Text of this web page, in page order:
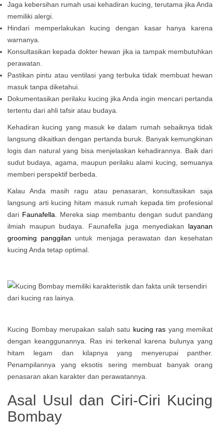
Jaga kebersihan rumah usai kehadiran kucing, terutama jika Anda
memiliki alergi.
Hindari memperlakukan kucing dengan kasar hanya karena
warnanya.
Konsultasikan kepada dokter hewan jika ia tampak membutuhkan
perawatan.
Pastikan pintu atau ventilasi yang terbuka tidak membuat hewan
masuk tanpa diketahui.
Dokumentasikan perilaku kucing jika Anda ingin mencari pertanda
tertentu dari ahli tafsir atau budaya.
Kehadiran kucing yang masuk ke dalam rumah sebaiknya tidak
langsung dikaitkan dengan pertanda buruk. Banyak kemungkinan
logis dan natural yang bisa menjelaskan kehadirannya. Baik dari
sudut budaya, agama, maupun perilaku alami kucing, semuanya
memberi perspektif berbeda.
Kalau Anda masih ragu atau penasaran, konsultasikan saja
langsung arti kucing hitam masuk rumah kepada tim profesional
dari Faunafella . Mereka siap membantu dengan sudut pandang
ilmiah maupun budaya. Faunafella juga menyediakan layanan
grooming panggilan untuk menjaga perawatan dan kesehatan
kucing Anda tetap optimal.
Kucing Bombay merupakan salah satu kucing ras yang memikat
dengan keanggunannya. Ras ini terkenal karena bulunya yang
hitam legam dan kilapnya yang menyerupai panther.
Penampilannya yang eksotis sering membuat banyak orang
penasaran akan karakter dan perawatannya.
Asal Usul dan Ciri-Ciri Kucing
Bombay